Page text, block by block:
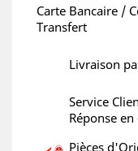
Carte Bancaire /
Transfert
Livraison
Service
Réponse
Pièces